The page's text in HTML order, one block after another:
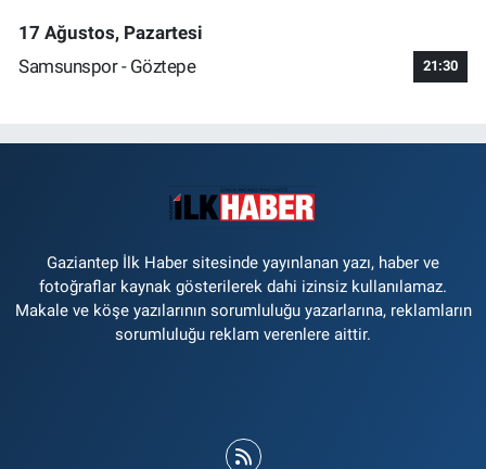
17 Ağustos, Pazartesi
Samsunspor - Göztepe
21:30
Gaziantep İlk Haber sitesinde yayınlanan yazı, haber ve
fotoğraflar kaynak gösterilerek dahi izinsiz kullanılamaz.
Makale ve köşe yazılarının sorumluluğu yazarlarına, reklamların
sorumluluğu reklam verenlere aittir.